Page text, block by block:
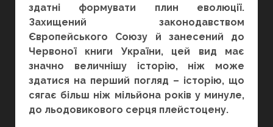
здатні формувати плин еволюції.
Захищений законодавством
Європейського Союзу й занесений до
Червоної книги України, цей вид має
значно величнішу історію, ніж може
здатися на перший погляд – історію, що
сягає більш ніж мільйона років у минуле,
до льодовикового серця плейстоцену.